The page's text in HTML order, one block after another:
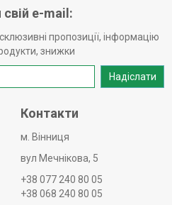
e-mail:
пропозиції, інформацію
знижки
Надіслати
Контакти
м. Вінниця
вул Мечнікова, 5
+38 077 240 80 05
+38 068 240 80 05